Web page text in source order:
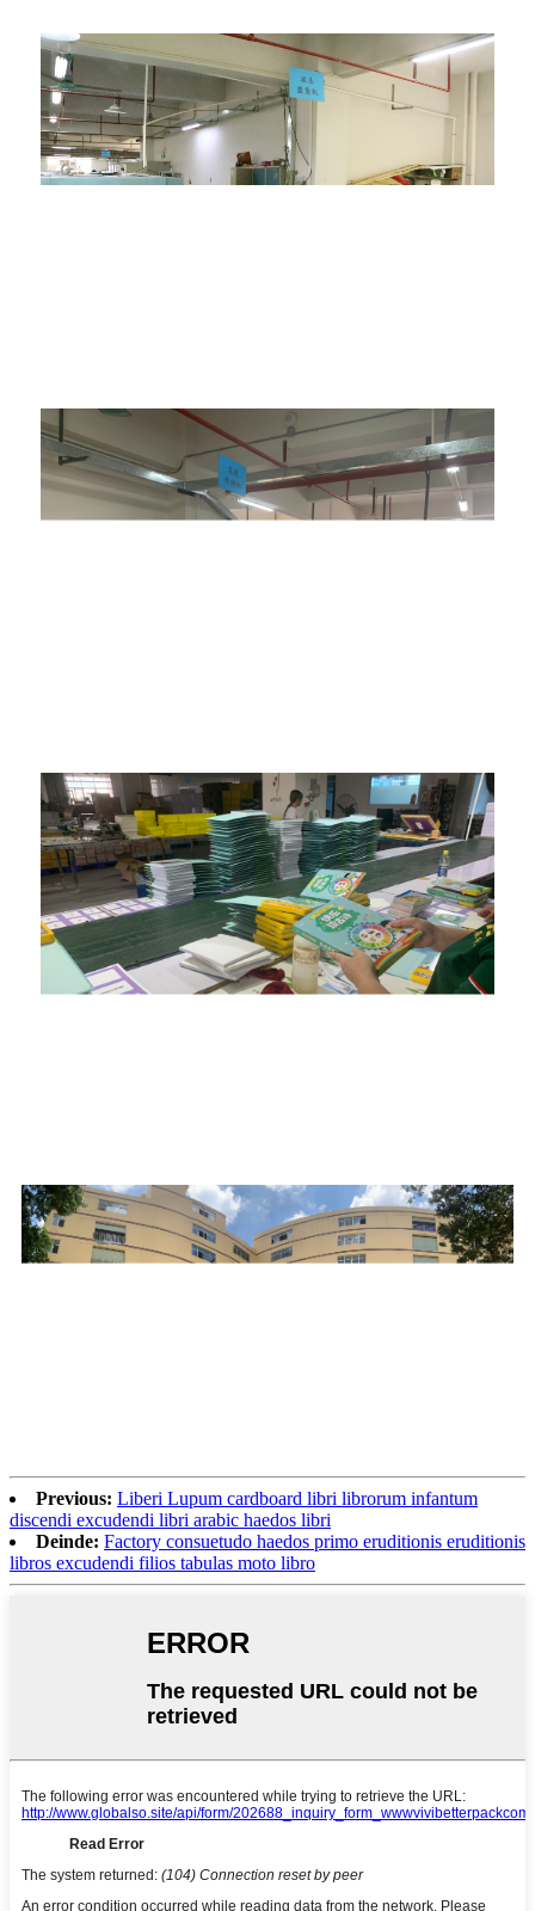
Previous: Liberi Lupum cardboard libri librorum infantum
discendi excudendi libri arabic haedos libri
Deinde: Factory consuetudo haedos primo eruditionis eruditionis
libros excudendi filios tabulas moto libro